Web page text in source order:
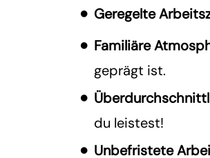
Geregelte
Familiäre
geprägt ist.
du leistest!
Unbefristete